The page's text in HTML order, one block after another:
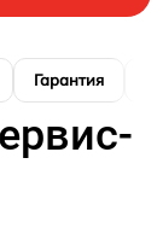
Гарантия